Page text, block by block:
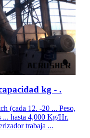
kg - .
(cada 12. -20 ... Peso,
hasta 4,000 Kg/Hr.
trabaja ...